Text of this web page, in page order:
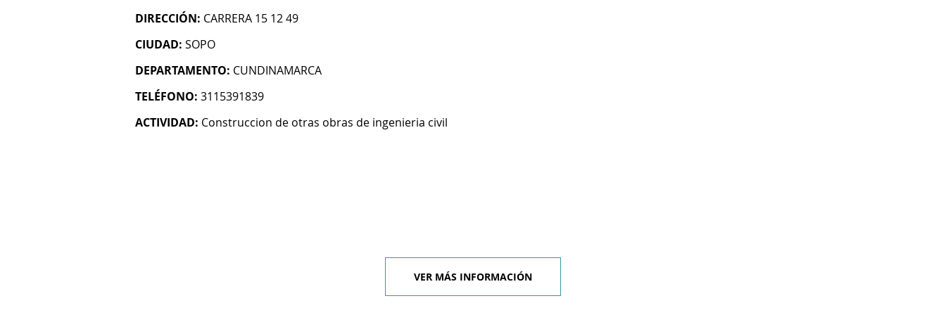
DIRECCIÓN: CARRERA 15 12 49
CIUDAD: SOPO
DEPARTAMENTO: CUNDINAMARCA
TELÉFONO: 3115391839
ACTIVIDAD: Construccion de otras obras de ingenieria civil
VER MÁS INFORMACIÓN